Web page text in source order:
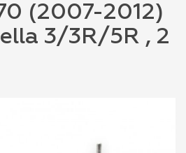
(2007-2012)
3/3R/5R , 2